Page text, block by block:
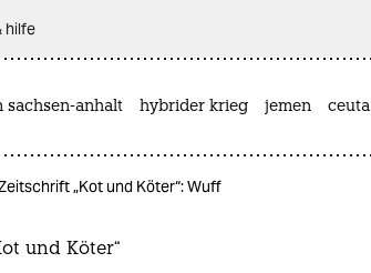
hilfe
sachsen-anhalt hybrider krieg jemen ceuta
„Kot und Köter“: Wuff
und Köter“